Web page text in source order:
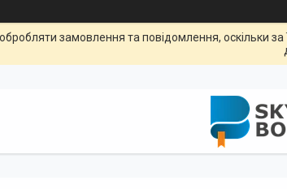
замовлення та повідомлення, оскільки